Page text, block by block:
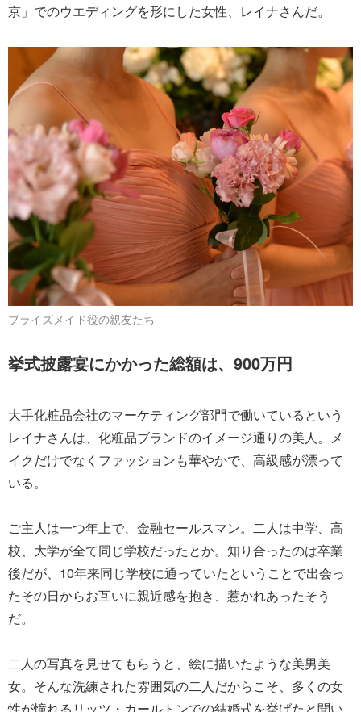
京」でのウエディングを形にした女性、レイナさんだ。
ブライズメイド役の親友たち
挙式披露宴にかかった総額は、900万円
大手化粧品会社のマーケティング部門で働いているという
レイナさんは、化粧品ブランドのイメージ通りの美人。メ
イクだけでなくファッションも華やかで、高級感が漂って
いる。
ご主人は一つ年上で、金融セールスマン。二人は中学、高
校、大学が全て同じ学校だったとか。知り合ったのは卒業
後だが、10年来同じ学校に通っていたということで出会っ
たその日からお互いに親近感を抱き、惹かれあったそう
だ。
二人の写真を見せてもらうと、絵に描いたような美男美
女。そんな洗練された雰囲気の二人だからこそ、多くの女
性が憧れるリッツ・カールトンでの結婚式を挙げたと聞い